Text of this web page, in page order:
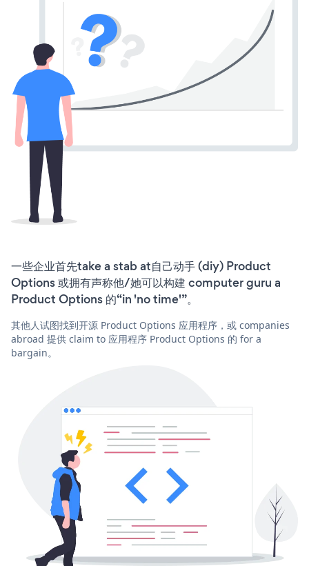
一些企业首先take a stab at自己动手 (diy) Product
Options 或拥有声称他/她可以构建 computer guru a
Product Options 的“in 'no time'”。
其他人试图找到开源 Product Options 应用程序，或 companies
abroad 提供 claim to 应用程序 Product Options 的 for a
bargain。